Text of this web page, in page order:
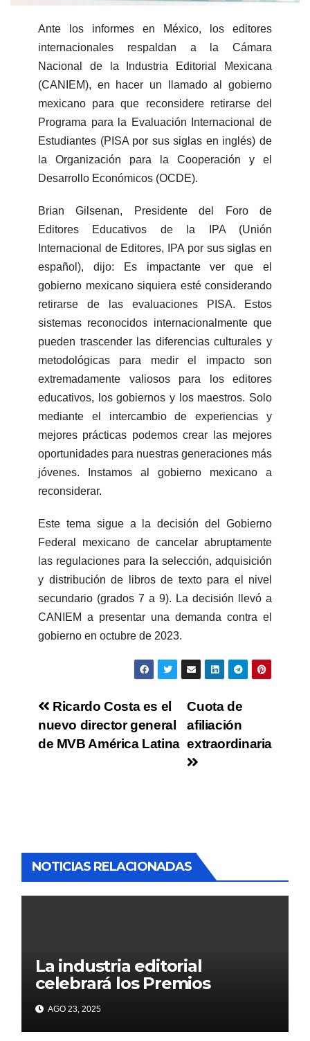
Ante los informes en México, los editores
internacionales respaldan a la Cámara
Nacional de la Industria Editorial Mexicana
(CANIEM), en hacer un llamado al gobierno
mexicano para que reconsidere retirarse del
Programa para la Evaluación Internacional de
Estudiantes (PISA por sus siglas en inglés) de
la Organización para la Cooperación y el
Desarrollo Económicos (OCDE).
Brian Gilsenan, Presidente del Foro de
Editores Educativos de la IPA (Unión
Internacional de Editores, IPA por sus siglas en
español), dijo: Es impactante ver que el
gobierno mexicano siquiera esté considerando
retirarse de las evaluaciones PISA. Estos
sistemas reconocidos internacionalmente que
pueden trascender las diferencias culturales y
metodológicas para medir el impacto son
extremadamente valiosos para los editores
educativos, los gobiernos y los maestros. Solo
mediante el intercambio de experiencias y
mejores prácticas podemos crear las mejores
oportunidades para nuestras generaciones más
jóvenes. Instamos al gobierno mexicano a
reconsiderar.
Este tema sigue a la decisión del Gobierno
Federal mexicano de cancelar abruptamente
las regulaciones para la selección, adquisición
y distribución de libros de texto para el nivel
secundario (grados 7 a 9). La decisión llevó a
CANIEM a presentar una demanda contra el
gobierno en octubre de 2023.
Cuota de
afiliación
extraordinaria
Ricardo Costa es el
nuevo director general
de MVB América Latina
NOTICIAS RELACIONADAS
La industria editorial
celebrará los Premios
CANIEM 2025 el 12 de
noviembre
AGO 23, 2025